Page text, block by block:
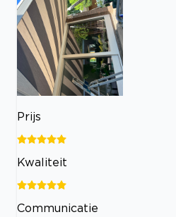
Prijs
Kwaliteit
Communicatie